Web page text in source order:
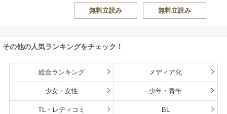
くなるチート能力
持ち転生者だけど
雄たちの母乳で成
長して無双します
房雪 / マップ
無料立読み
チームふくし
ゅうさん
無料立読み
その他の人気ランキングをチェック！
総合ランキング メディア化
少女・女性 少年・青年
TL・レディコミ BL